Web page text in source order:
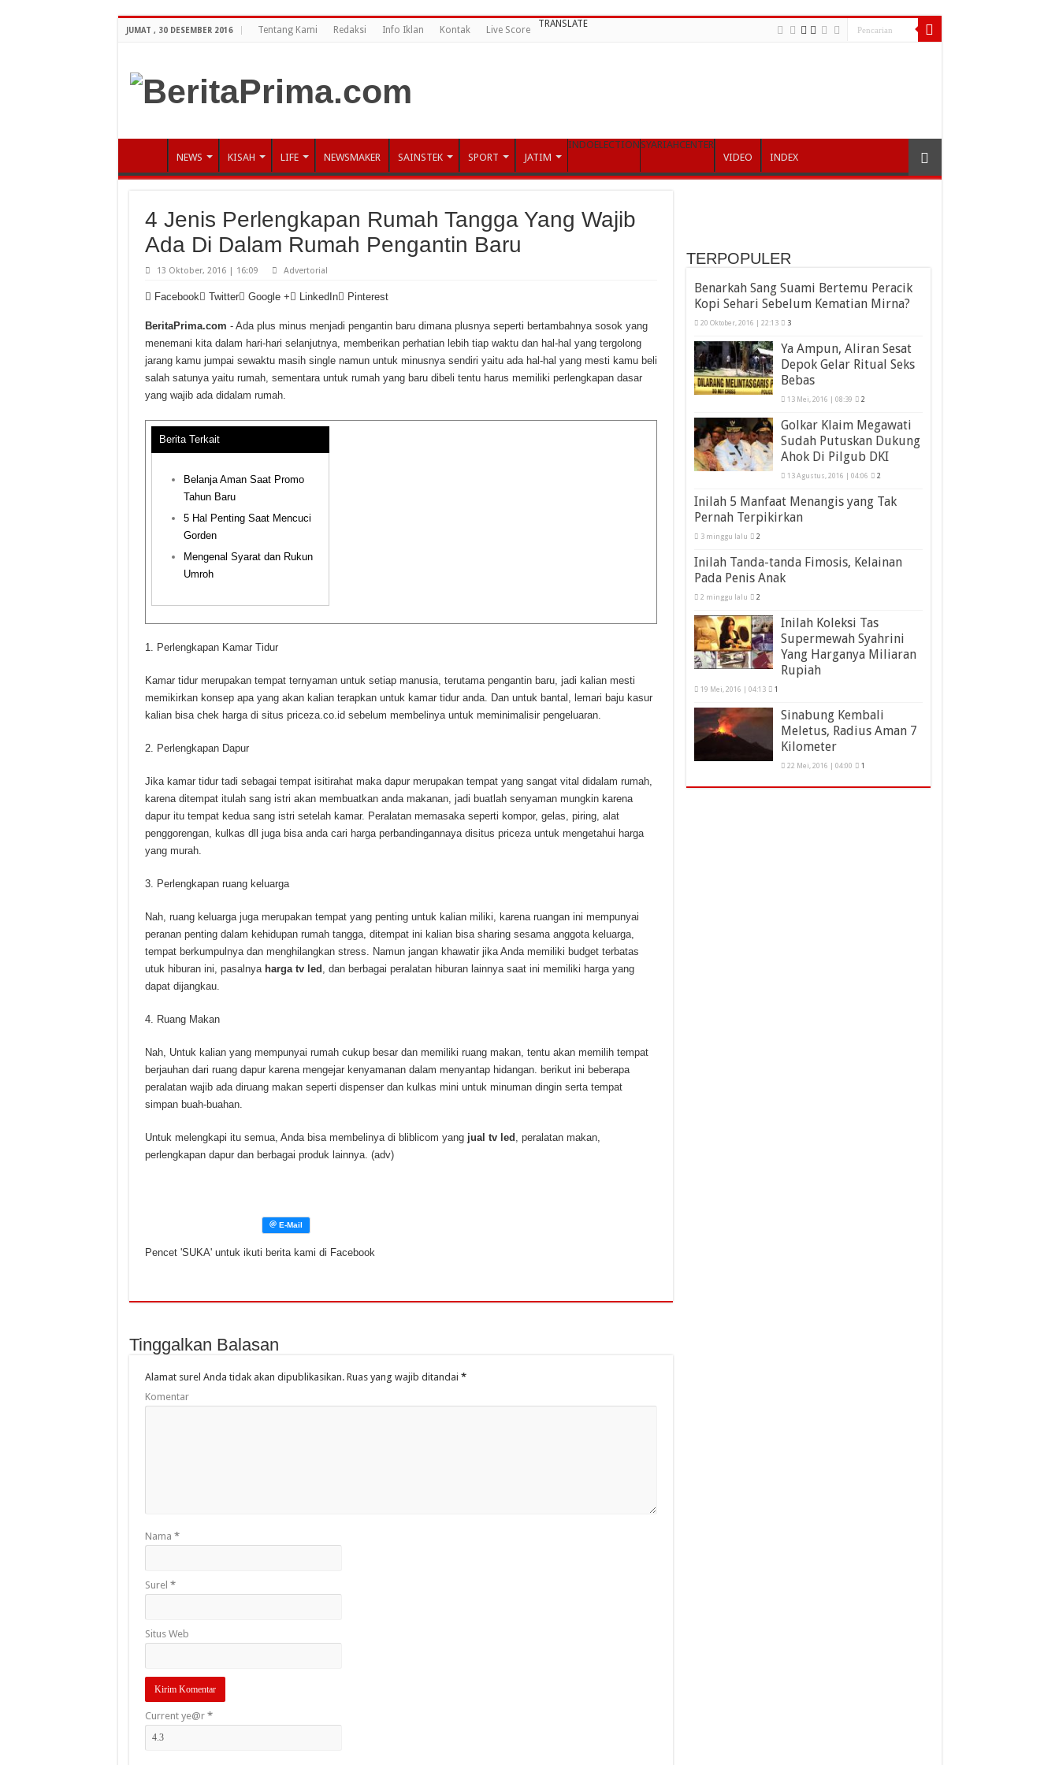
JUMAT , 30 DESEMBER 2016 Tentang Kami Redaksi Info Iklan Kontak Live Score
TRANSLATE
NEWS KISAH LIFE NEWSMAKER SAINSTEK SPORT JATIM
INDOELECTION SYARIAHCENTER
VIDEO
INDEX
4 Jenis Perlengkapan Rumah Tangga Yang Wajib
Ada Di Dalam Rumah Pengantin Baru
13 Oktober, 2016 | 16:09 Advertorial
Facebook Twitter Google + LinkedIn Pinterest
BeritaPrima.com - Ada plus minus menjadi pengantin baru dimana plusnya seperti bertambahnya sosok yang
menemani kita dalam hari-hari selanjutnya, memberikan perhatian lebih tiap waktu dan hal-hal yang tergolong
jarang kamu jumpai sewaktu masih single namun untuk minusnya sendiri yaitu ada hal-hal yang mesti kamu beli
salah satunya yaitu rumah, sementara untuk rumah yang baru dibeli tentu harus memiliki perlengkapan dasar
yang wajib ada didalam rumah.
Berita Terkait
Belanja Aman Saat Promo
Tahun Baru
5 Hal Penting Saat Mencuci
Gorden
Mengenal Syarat dan Rukun
Umroh
Perlengkapan Kamar Tidur
Kamar tidur merupakan tempat ternyaman untuk setiap manusia, terutama pengantin baru, jadi kalian mesti
memikirkan konsep apa yang akan kalian terapkan untuk kamar tidur anda. Dan untuk bantal, lemari baju kasur
kalian bisa chek harga di situs priceza.co.id sebelum membelinya untuk meminimalisir pengeluaran.
Perlengkapan Dapur
Jika kamar tidur tadi sebagai tempat isitirahat maka dapur merupakan tempat yang sangat vital didalam rumah,
karena ditempat itulah sang istri akan membuatkan anda makanan, jadi buatlah senyaman mungkin karena
dapur itu tempat kedua sang istri setelah kamar. Peralatan memasaka seperti kompor, gelas, piring, alat
penggorengan, kulkas dll juga bisa anda cari harga perbandingannaya disitus priceza untuk mengetahui harga
yang murah.
Perlengkapan ruang keluarga
Nah, ruang keluarga juga merupakan tempat yang penting untuk kalian miliki, karena ruangan ini mempunyai
peranan penting dalam kehidupan rumah tangga, ditempat ini kalian bisa sharing sesama anggota keluarga,
tempat berkumpulnya dan menghilangkan stress. Namun jangan khawatir jika Anda memiliki budget terbatas
utuk hiburan ini, pasalnya harga tv led , dan berbagai peralatan hiburan lainnya saat ini memiliki harga yang
dapat dijangkau.
Ruang Makan
Nah, Untuk kalian yang mempunyai rumah cukup besar dan memiliki ruang makan, tentu akan memilih tempat
berjauhan dari ruang dapur karena mengejar kenyamanan dalam menyantap hidangan. berikut ini beberapa
peralatan wajib ada diruang makan seperti dispenser dan kulkas mini untuk minuman dingin serta tempat
simpan buah-buahan.
Untuk melengkapi itu semua, Anda bisa membelinya di bliblicom yang jual tv led , peralatan makan,
perlengkapan dapur dan berbagai produk lainnya. (adv)
Pencet 'SUKA' untuk ikuti berita kami di Facebook
Tinggalkan Balasan
Alamat surel Anda tidak akan dipublikasikan.Ruas yang wajib ditandai *
Komentar
Nama *
Surel *
Situs Web
Current ye@r *
TERPOPULER
Benarkah Sang Suami Bertemu Peracik
Kopi Sehari Sebelum Kematian Mirna?
20 Oktober, 2016 | 22:13 3
Ya Ampun, Aliran Sesat
Depok Gelar Ritual Seks
Bebas
13 Mei, 2016 | 08:39 2
Golkar Klaim Megawati
Sudah Putuskan Dukung
Ahok Di Pilgub DKI
13 Agustus, 2016 | 04:06 2
Inilah 5 Manfaat Menangis yang Tak
Pernah Terpikirkan
3 minggu lalu 2
Inilah Tanda-tanda Fimosis, Kelainan
Pada Penis Anak
2 minggu lalu 2
Inilah Koleksi Tas
Supermewah Syahrini
Yang Harganya Miliaran
Rupiah
19 Mei, 2016 | 04:13 1
Sinabung Kembali
Meletus, Radius Aman 7
Kilometer
22 Mei, 2016 | 04:00 1